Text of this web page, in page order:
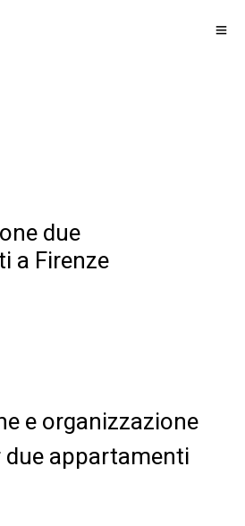
due
a Firenze
e organizzazione
appartamenti